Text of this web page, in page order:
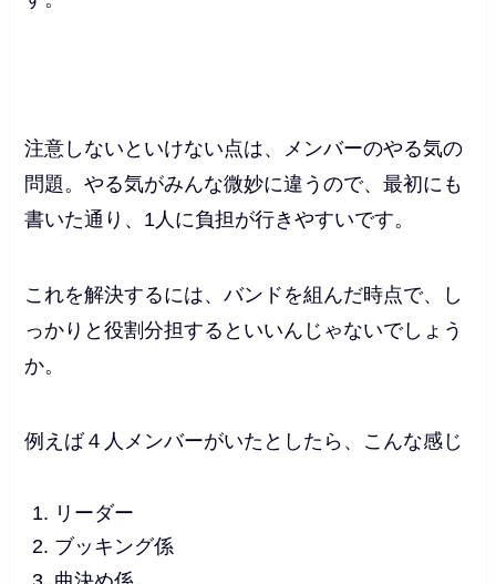
注意しないといけない点は、メンバーのやる気の
問題。やる気がみんな微妙に違うので、最初にも
書いた通り、1人に負担が行きやすいです。
これを解決するには、バンドを組んだ時点で、し
っかりと役割分担するといいんじゃないでしょう
か。
例えば４人メンバーがいたとしたら、こんな感じ
リーダー
ブッキング係